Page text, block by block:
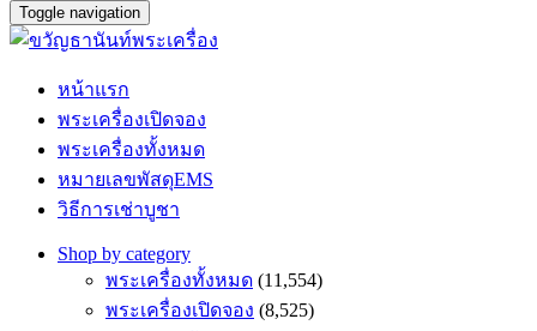
Toggle navigation
หน้าแรก
พระเครื่องเปิดจอง
พระเครื่องทั้งหมด
หมายเลขพัสดุEMS
วิธีการเช่าบูชา
Shop by category
พระเครื่องทั้งหมด (11,554)
พระเครื่องเปิดจอง (8,525)